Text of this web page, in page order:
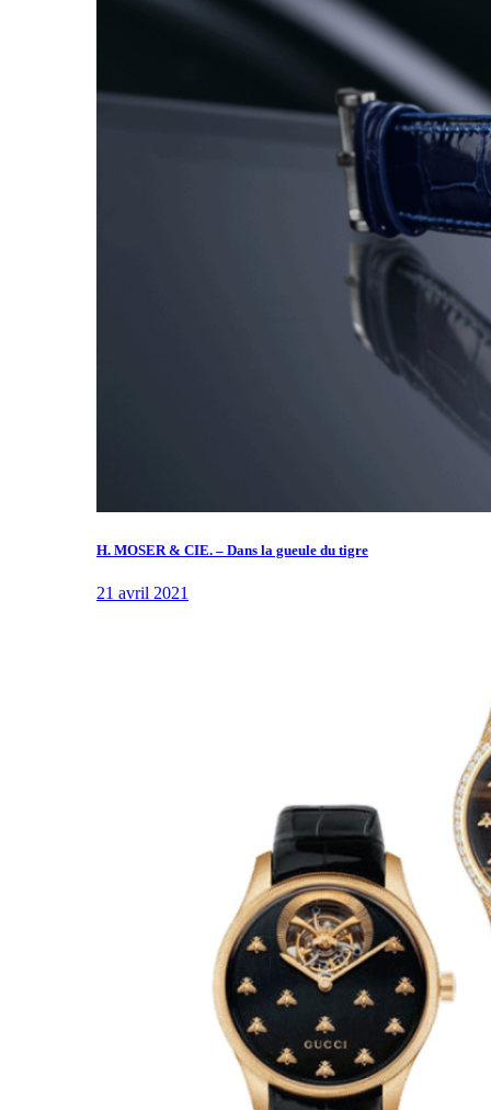
H. MOSER & CIE. – Dans la gueule du tigre
21 avril 2021